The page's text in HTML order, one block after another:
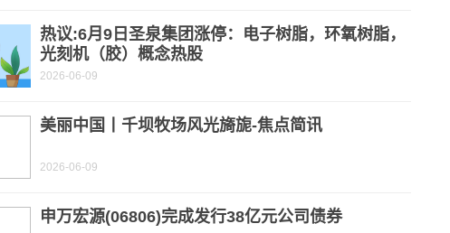
热议:6月9日圣泉集团涨停：电子树脂，环氧树脂，
光刻机（胶）概念热股
2026-06-09
美丽中国丨千坝牧场风光旖旎-焦点简讯
2026-06-09
申万宏源(06806)完成发行38亿元公司债券